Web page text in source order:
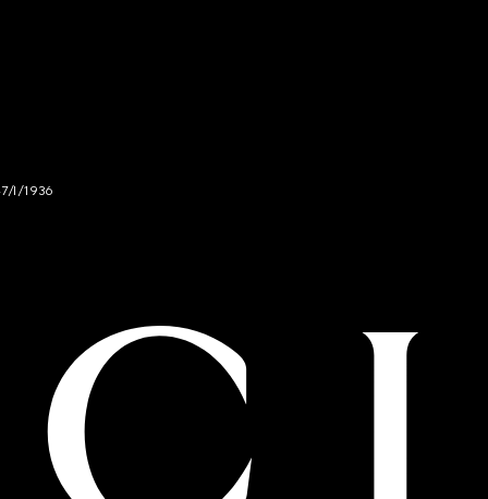
I/1936